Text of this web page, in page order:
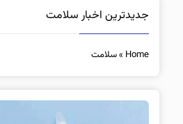
جدیدترین اخبار سلامت
Home
»سلامت